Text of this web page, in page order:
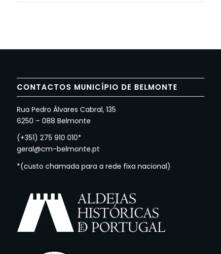
CONTACTOS MUNICÍPIO DE BELMONTE
Rua Pedro Álvares Cabral, 135
6250 – 088 Belmonte
(+351) 275 910 010*
geral@cm-belmonte.pt
*(custo chamada para a rede fixa nacional)